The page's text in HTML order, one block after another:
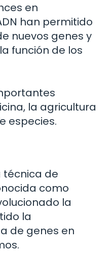
en
han permitido
nuevos genes y
función de los
la agricultura
especies.
técnica de
como
la
la
de genes en